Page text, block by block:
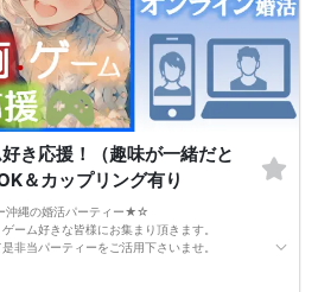
います。
受付いたします。店内に入り店員に「街コン
、出ないようにご準備お願いします。
お持ちください。イベントの対象年齢でない
徴収し返金はいたしかねます。
なす可能性があります。
キャンセル、途中キャンセルは出来ません。
の返金額は、チケット代金となり、交通費、宿
。
。
べての事項に同意したと判断いたします。
き応援！（趣味が一緒だと
＆カップリング有り
沖縄の婚活パーティー★☆
ーム好きな皆様にお集まり頂きます。
非当パーティーをご活用下さいませ。